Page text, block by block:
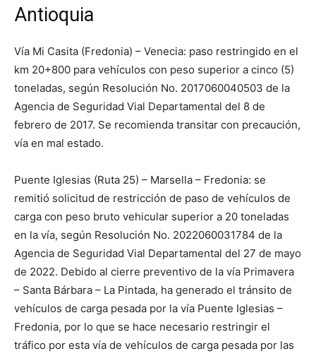
Antioquia
Vía Mi Casita (Fredonia) – Venecia: paso restringido en el
km 20+800 para vehículos con peso superior a cinco (5)
toneladas, según Resolución No. 2017060040503 de la
Agencia de Seguridad Vial Departamental del 8 de
febrero de 2017. Se recomienda transitar con precaución,
vía en mal estado.
Puente Iglesias (Ruta 25) – Marsella – Fredonia: se
remitió solicitud de restricción de paso de vehículos de
carga con peso bruto vehicular superior a 20 toneladas
en la vía, según Resolución No. 2022060031784 de la
Agencia de Seguridad Vial Departamental del 27 de mayo
de 2022. Debido al cierre preventivo de la vía Primavera
– Santa Bárbara – La Pintada, ha generado el tránsito de
vehículos de carga pesada por la vía Puente Iglesias –
Fredonia, por lo que se hace necesario restringir el
tráfico por esta vía de vehículos de carga pesada por las